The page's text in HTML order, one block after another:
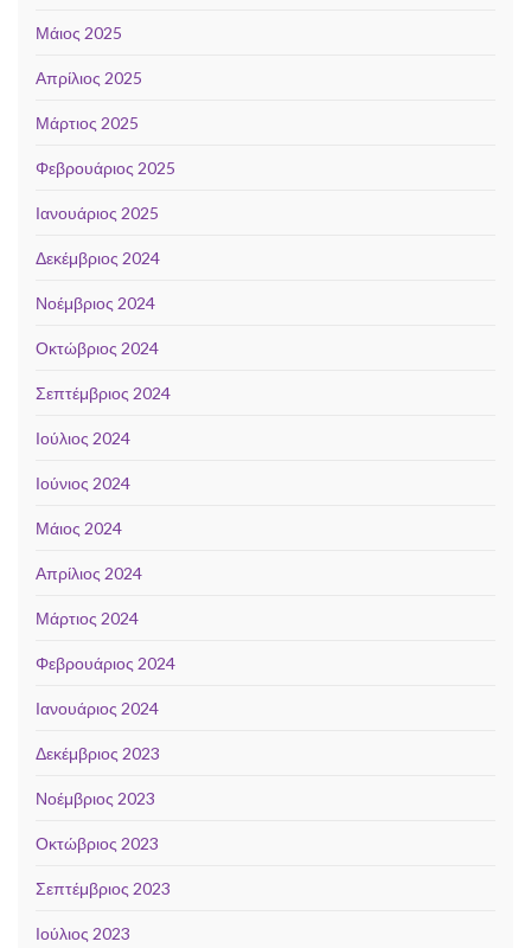
Μάιος 2025
Απρίλιος 2025
Μάρτιος 2025
Φεβρουάριος 2025
Ιανουάριος 2025
Δεκέμβριος 2024
Νοέμβριος 2024
Οκτώβριος 2024
Σεπτέμβριος 2024
Ιούλιος 2024
Ιούνιος 2024
Μάιος 2024
Απρίλιος 2024
Μάρτιος 2024
Φεβρουάριος 2024
Ιανουάριος 2024
Δεκέμβριος 2023
Νοέμβριος 2023
Οκτώβριος 2023
Σεπτέμβριος 2023
Ιούλιος 2023